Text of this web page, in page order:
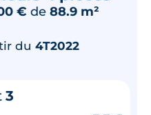
€ de 88.9 m²
du 4T2022
3